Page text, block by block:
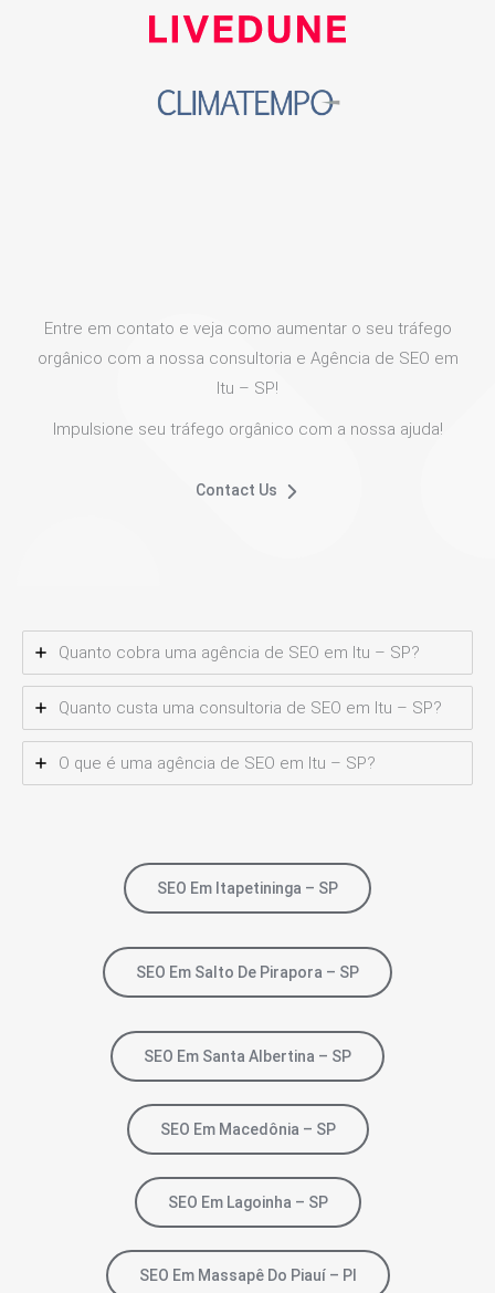
Entre em contato e veja como aumentar o seu tráfego
orgânico com a nossa consultoria e Agência de SEO em
Itu – SP!
Impulsione seu tráfego orgânico com a nossa ajuda!
Contact Us
Quanto cobra uma agência de SEO em Itu – SP?
Quanto custa uma consultoria de SEO em Itu – SP?
O que é uma agência de SEO em Itu – SP?
SEO Em Itapetininga – SP
SEO Em Salto De Pirapora – SP
SEO Em Santa Albertina – SP
SEO Em Macedônia – SP
SEO Em Lagoinha – SP
SEO Em Massapê Do Piauí – PI